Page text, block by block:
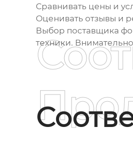
Сравнивать цены и
Оценивать отзывы и
Выбор поставщика
техники.